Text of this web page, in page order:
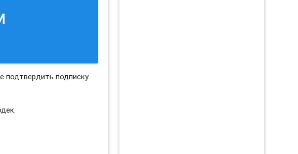
подтвердить подписку